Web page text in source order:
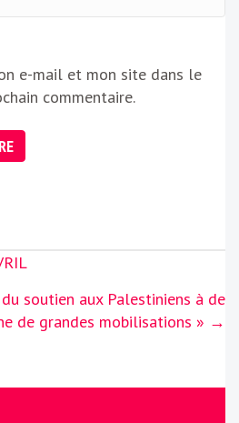
e-mail et mon site dans le
commentaire.
soutien aux Palestiniens à de
de grandes mobilisations » →